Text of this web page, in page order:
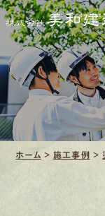
お家をきれいに
会社をきれいに
クリーニング
施工事例
ホーム >施工事例 >